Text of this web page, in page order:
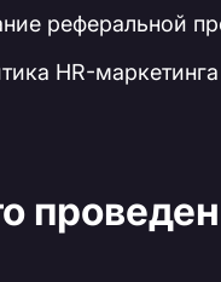
реферальной
HR-